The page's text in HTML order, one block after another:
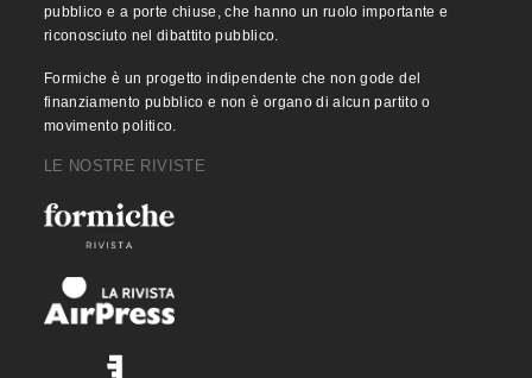
pubblico e a porte chiuse, che hanno un ruolo importante e
riconosciuto nel dibattito pubblico.
Formiche è un progetto indipendente che non gode del
finanziamento pubblico e non è organo di alcun partito o
movimento politico.
LE NOSTRE RIVISTE